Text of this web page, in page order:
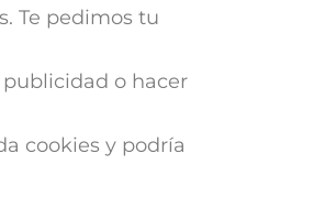
Te pedimos tu
o hacer
cookies y podría